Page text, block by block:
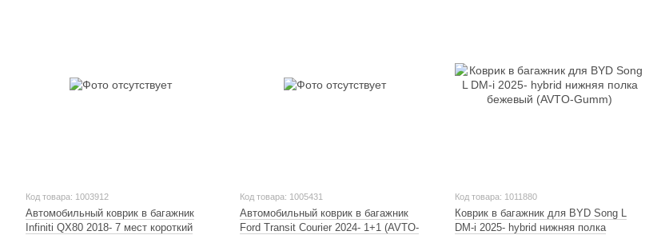
Код товара: 1003912
Автомобильный коврик в багажник
Infiniti QX80 2018- 7 мест короткий
Код товара: 1005431
Автомобильный коврик в багажник
Ford Transit Courier 2024- 1+1 (AVTO-
Код товара: 1011880
Коврик в багажник для BYD Song L
DM-i 2025- hybrid нижняя полка